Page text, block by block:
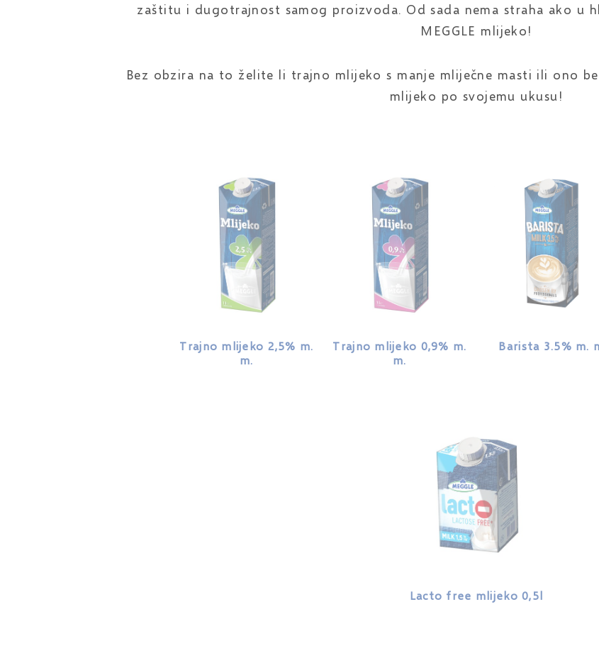
zaštitu i dugotrajnost samog proizvoda. Od sada nema straha ako u
MEGGLE mlijeko!
Bez obzira na to želite li trajno mlijeko s manje mliječne masti ili ono
mlijeko po svojemu ukusu!
Trajno mlijeko 2,5% m.
m.
Trajno mlijeko 0,9% m.
m.
Barista 3.5% m.
Lacto free mlijeko 0,5l